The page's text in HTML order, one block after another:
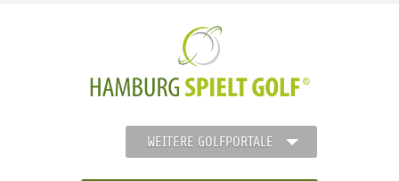
WEITERE GOLFPORTALE